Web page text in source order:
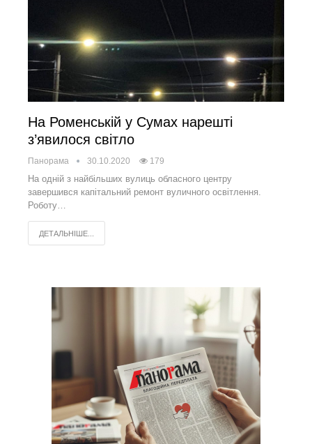
На Роменській у Сумах нарешті
з’явилося світло
Панорама 30.10.2020 179
На одній з найбільших вулиць обласного центру
завершився капітальний ремонт вуличного освітлення.
Роботу…
ДЕТАЛЬНІШЕ...